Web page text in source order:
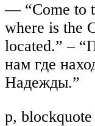
— “Come to
where is the
located.” –
нам где
Надежды.”
p,